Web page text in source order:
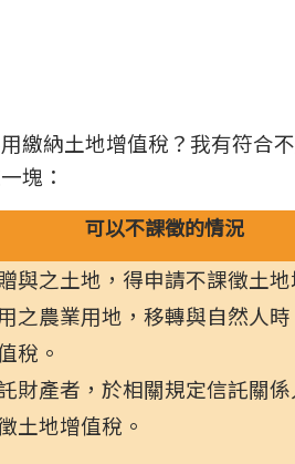
繳納土地增值稅？我有符合
塊：
可以不課徵的情況
與之土地，得申請不課徵土地
之農業用地，移轉與自然人
稅。
財產者，於相關規定信託關
土地增值稅。